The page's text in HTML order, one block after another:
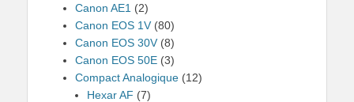
Canon AE1 (2)
Canon EOS 1V (80)
Canon EOS 30V (8)
Canon EOS 50E (3)
Compact Analogique (12)
Hexar AF (7)